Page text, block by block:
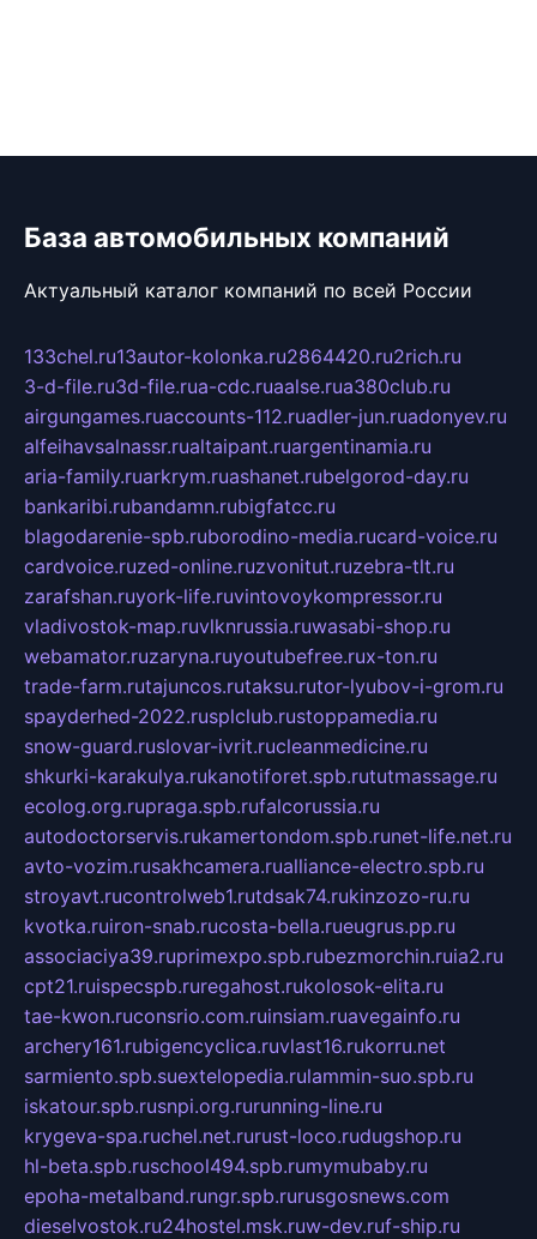
База автомобильных компаний
Актуальный каталог компаний по всей России
133chel.ru13autor-kolonka.ru2864420.ru2rich.ru
3-d-file.ru3d-file.rua-cdc.ruaalse.rua380club.ru
airgungames.ruaccounts-112.ruadler-jun.ruadonyev.ru
alfeihavsalnassr.rualtaipant.ruargentinamia.ru
aria-family.ruarkrym.ruashanet.rubelgorod-day.ru
bankaribi.rubandamn.rubigfatcc.ru
blagodarenie-spb.ruborodino-media.rucard-voice.ru
cardvoice.ruzed-online.ruzvonitut.ruzebra-tlt.ru
zarafshan.ruyork-life.ruvintovoykompressor.ru
vladivostok-map.ruvlknrussia.ruwasabi-shop.ru
webamator.ruzaryna.ruyoutubefree.rux-ton.ru
trade-farm.rutajuncos.rutaksu.rutor-lyubov-i-grom.ru
spayderhed-2022.rusplclub.rustoppamedia.ru
snow-guard.ruslovar-ivrit.rucleanmedicine.ru
shkurki-karakulya.rukanotiforet.spb.rututmassage.ru
ecolog.org.rupraga.spb.rufalcorussia.ru
autodoctorservis.rukamertondom.spb.runet-life.net.ru
avto-vozim.rusakhcamera.rualliance-electro.spb.ru
stroyavt.rucontrolweb1.rutdsak74.rukinzozo-ru.ru
kvotka.ruiron-snab.rucosta-bella.rueugrus.pp.ru
associaciya39.ruprimexpo.spb.rubezmorchin.ruia2.ru
cpt21.ruispecspb.ruregahost.rukolosok-elita.ru
tae-kwon.ruconsrio.com.ruinsiam.ruavegainfo.ru
archery161.rubigencyclica.ruvlast16.rukorru.net
sarmiento.spb.suextelopedia.rulammin-suo.spb.ru
iskatour.spb.rusnpi.org.rurunning-line.ru
krygeva-spa.ruchel.net.rurust-loco.rudugshop.ru
hl-beta.spb.ruschool494.spb.rumymubaby.ru
epoha-metalband.rungr.spb.rurusgosnews.com
dieselvostok.ru24hostel.msk.ruw-dev.ruf-ship.ru